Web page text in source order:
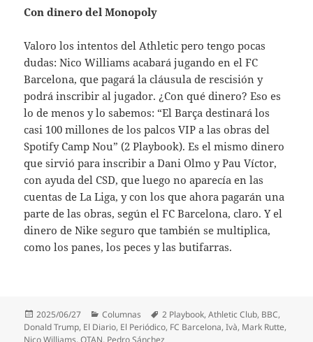
Con dinero del Monopoly
Valoro los intentos del Athletic pero tengo pocas
dudas: Nico Williams acabará jugando en el FC
Barcelona, que pagará la cláusula de rescisión y
podrá inscribir al jugador. ¿Con qué dinero? Eso es
lo de menos y lo sabemos: “El Barça destinará los
casi 100 millones de los palcos VIP a las obras del
Spotify Camp Nou” (2 Playbook). Es el mismo dinero
que sirvió para inscribir a Dani Olmo y Pau Víctor,
con ayuda del CSD, que luego no aparecía en las
cuentas de La Liga, y con los que ahora pagarán una
parte de las obras, según el FC Barcelona, claro. Y el
dinero de Nike seguro que también se multiplica,
como los panes, los peces y las butifarras.
Publicado
el
2025/06/27 Categorías
Columnas Etiquetas
2 Playbook,Athletic Club, BBC,
Donald Trump, El Diario, El Periódico, FC Barcelona,Ivà, Mark Rutte,
Nico Williams,OTAN, Pedro Sánchez